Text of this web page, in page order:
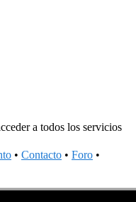
a todos los servicios
• Contacto • Foro •